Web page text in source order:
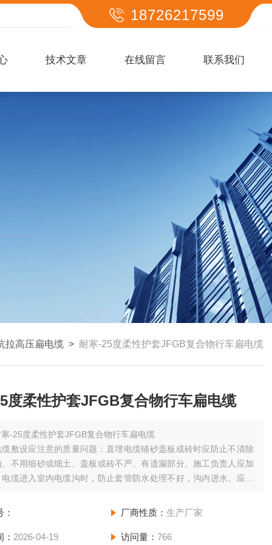
18726217599
技术文章 在线留言 联系我们
拉高压扁电缆 > 耐寒-25度柔性护套JFGB复合物行车扁电缆
度柔性护套JFGB复合物行车扁电缆
寒-25度柔性护套JFGB复合物行车扁电缆
缆敷设应注意的质量问题：直埋电缆铺砂盖板或砖时应防止不清除
不用细砂或细土、盖板或砖不严、有遗漏部分。施工负责人应加
缆进入室内电缆沟时，防止套管防水处理不好，沟内进水。应严
厂商性质： 生产厂家
2026-04-19 访问量： 766